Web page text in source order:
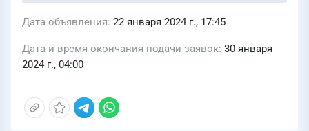
Дата объявления 22 января 2024 г., 17:45
Дата и время окончания подачи заявок 30 января
2024 г., 04:00